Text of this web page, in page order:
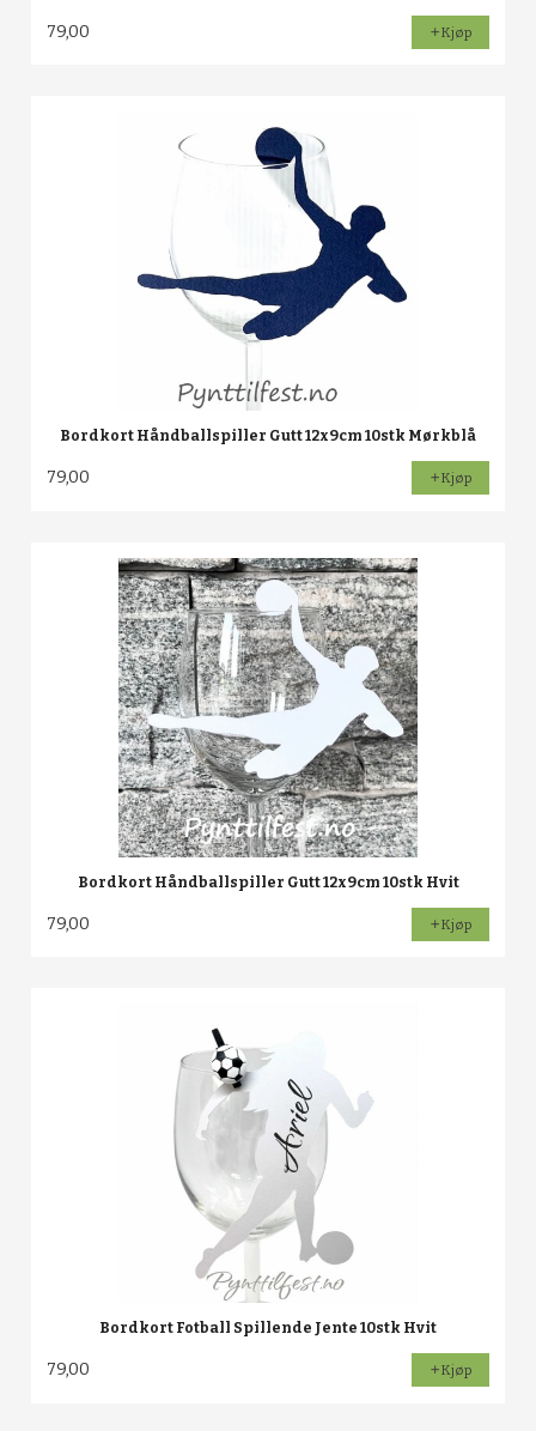
79,00 Kjøp
Bordkort Håndballspiller Gutt 12x9cm 10stk Mørkblå
79,00 Kjøp
Bordkort Håndballspiller Gutt 12x9cm 10stk Hvit
79,00 Kjøp
Bordkort Fotball Spillende Jente 10stk Hvit
79,00 Kjøp